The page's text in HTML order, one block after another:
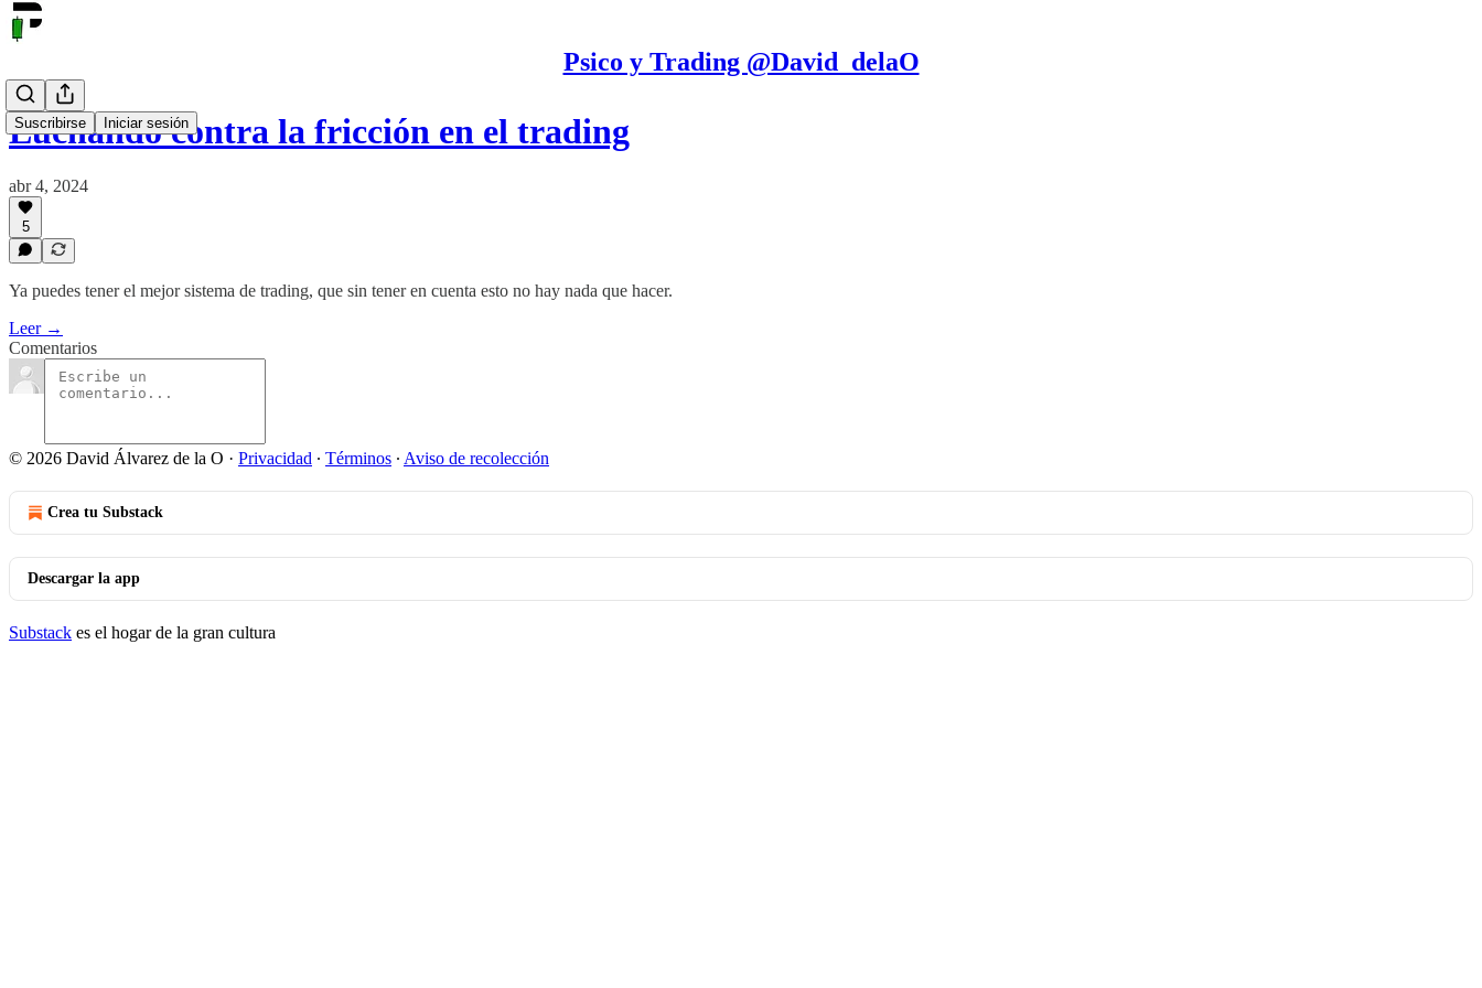
Psico y Trading @David_delaO
Suscribirse Iniciar sesión
Luchando contra la fricción en el trading
abr 4, 2024
5
Ya puedes tener el mejor sistema de trading, que sin tener en cuenta esto no hay nada que hacer.
Leer →
Comentarios
© 2026 David Álvarez de la O · Privacidad ∙ Términos ∙ Aviso de recolección
Crea tu Substack
Descargar la app
Substack es el hogar de la gran cultura